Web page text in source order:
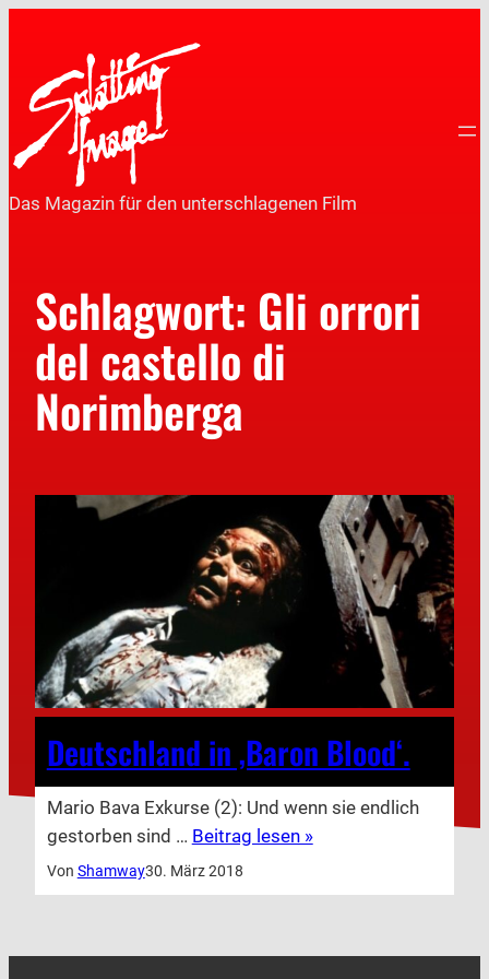
Das Magazin für den unterschlagenen Film
Schlagwort: Gli orrori
del castello di
Norimberga
Deutschland in ‚Baron Blood‘.
Mario Bava Exkurse (2): Und wenn sie endlich
gestorben sind … Beitrag lesen »
Von Shamway30. März 2018